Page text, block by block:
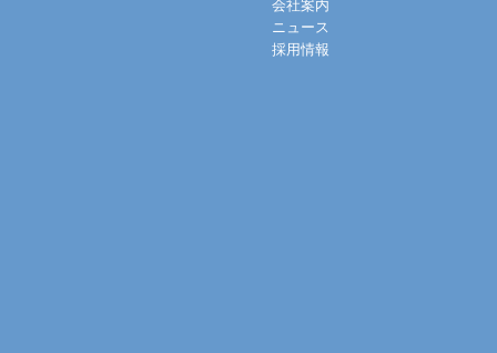
会社案内
ニュース
採用情報